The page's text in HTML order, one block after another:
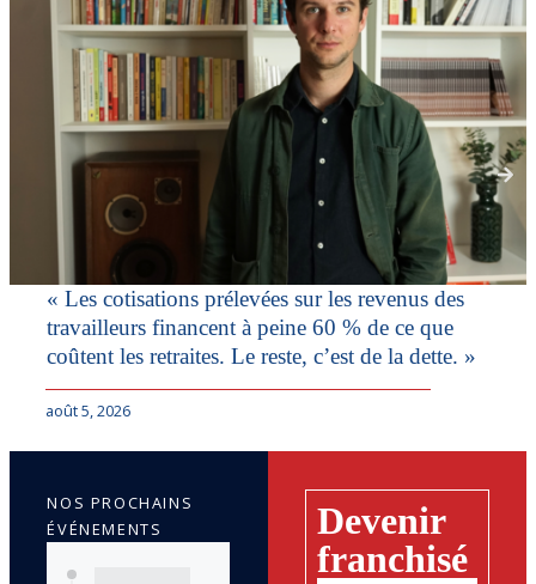
« Les cotisations prélevées sur les revenus des
travailleurs financent à peine 60 % de ce que
coûtent les retraites. Le reste, c’est de la dette. »
août 5, 2026
Devenir
franchisé
NOS PROCHAINS
ÉVÉNEMENTS